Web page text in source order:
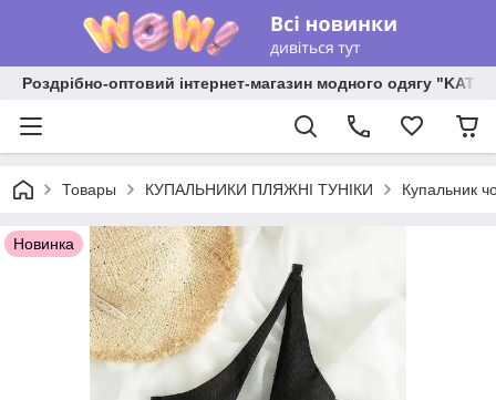
Роздрібно-оптовий інтернет-магазин модного одягу
Товары КУПАЛЬНИКИ ПЛЯЖНІ ТУНІКИ Купальник
Новинка